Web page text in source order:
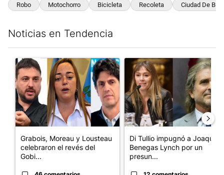
Robo Motochorro Bicicleta Recoleta Ciudad De
Noticias en Tendencia
Un artículo de tendencia con el título "Grabois, Moreau y
Grabois, Moreau y Lousteau
celebraron el revés del
Gobi...
Un artículo de tendencia
Di Tullio impugnó a Joaquín
Benegas Lynch por un
presun...